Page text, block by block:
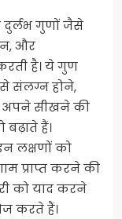
दुर्लभ गुणों जैसे
और
है। ये गुण
से संलग्न होने,
अपने सीखने की
बढ़ाते हैं।
लक्षणों को
प्राप्त करने की
को याद करने
करते हैं।